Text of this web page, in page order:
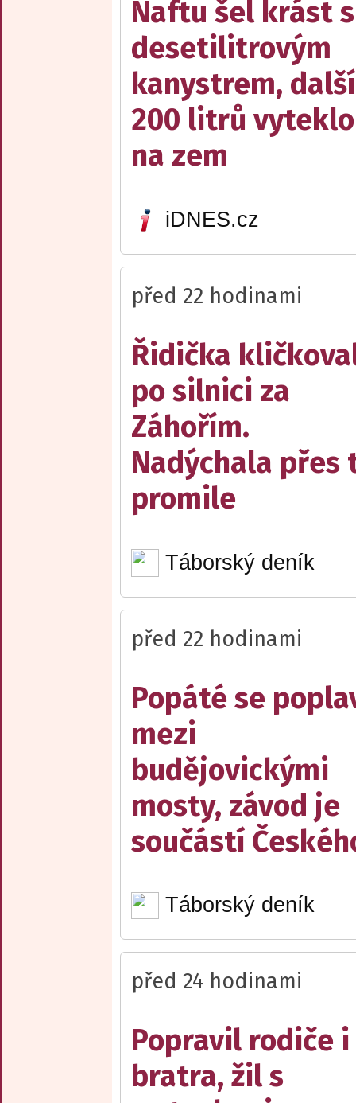
Naftu šel krást s
desetilitrovým
kanystrem,
200 litrů vyteklo
na zem
iDNES.cz
před 22 hodinami
Řidička
po silnici za
Záhořím.
Nadýchala přes
promile
Táborský deník
před 22 hodinami
Popáté se
mezi
budějovickými
mosty, závod je
součástí
Táborský deník
před 24 hodinami
Popravil rodiče i
bratra, žil s